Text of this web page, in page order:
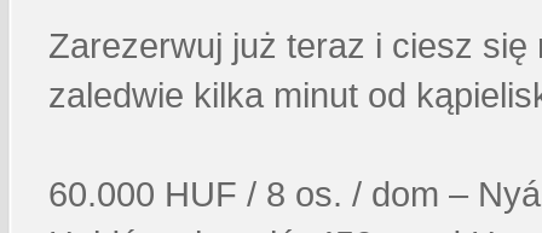
Zarezerwuj już teraz i ciesz
zaledwie kilka minut od
60.000 HUF / 8 os. / dom –